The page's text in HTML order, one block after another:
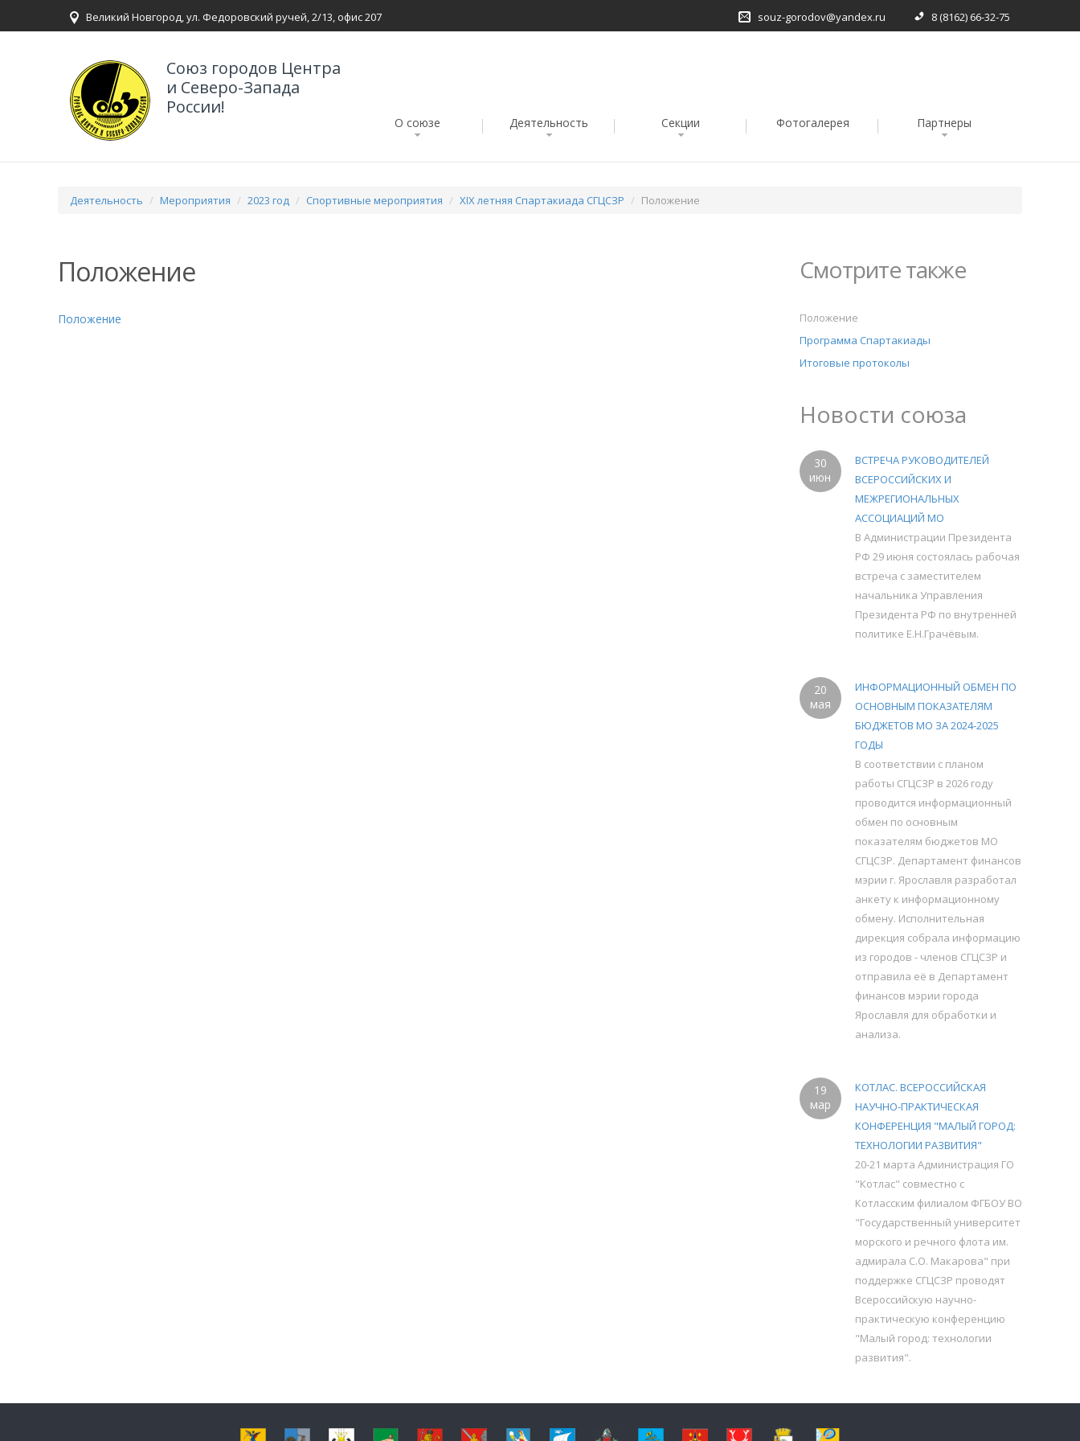
Великий Новгород, ул. Федоровский ручей, 2/13, офис 207 souz-gorodov@yandex.ru 8 (8162) 66-32-75
Союз городов Центра
и Северо-Запада
России!
О союзе Деятельность Секции Фотогалерея Партнеры
Деятельность Мероприятия 2023 год Спортивные мероприятия XIX летняя Спартакиада СГЦСЗР Положение
Положение
Положение
Смотрите также
Положение
Программа Спартакиады
Итоговые протоколы
Новости союза
30
июн
ВСТРЕЧА РУКОВОДИТЕЛЕЙ
ВСЕРОССИЙСКИХ И
МЕЖРЕГИОНАЛЬНЫХ
АССОЦИАЦИЙ МО
В Администрации Президента
РФ 29 июня состоялась рабочая
встреча с заместителем
начальника Управления
Президента РФ по внутренней
политике Е.Н.Грачёвым.
20
мая
ИНФОРМАЦИОННЫЙ ОБМЕН ПО
ОСНОВНЫМ ПОКАЗАТЕЛЯМ
БЮДЖЕТОВ МО ЗА 2024-2025
ГОДЫ
В соответствии с планом
работы СГЦСЗР в 2026 году
проводится информационный
обмен по основным
показателям бюджетов МО
СГЦСЗР. Департамент финансов
мэрии г. Ярославля разработал
анкету к информационному
обмену. Исполнительная
дирекция собрала информацию
из городов - членов СГЦСЗР и
отправила её в Департамент
финансов мэрии города
Ярославля для обработки и
анализа.
19
мар
КОТЛАС. ВСЕРОССИЙСКАЯ
НАУЧНО-ПРАКТИЧЕСКАЯ
КОНФЕРЕНЦИЯ "МАЛЫЙ ГОРОД:
ТЕХНОЛОГИИ РАЗВИТИЯ"
20-21 марта Администрация ГО
"Котлас" совместно с
Котласским филиалом ФГБОУ ВО
"Государственный университет
морского и речного флота им.
адмирала С.О. Макарова" при
поддержке СГЦСЗР проводят
Всероссийскую научно-
практическую конференцию
"Малый город: технологии
развития".